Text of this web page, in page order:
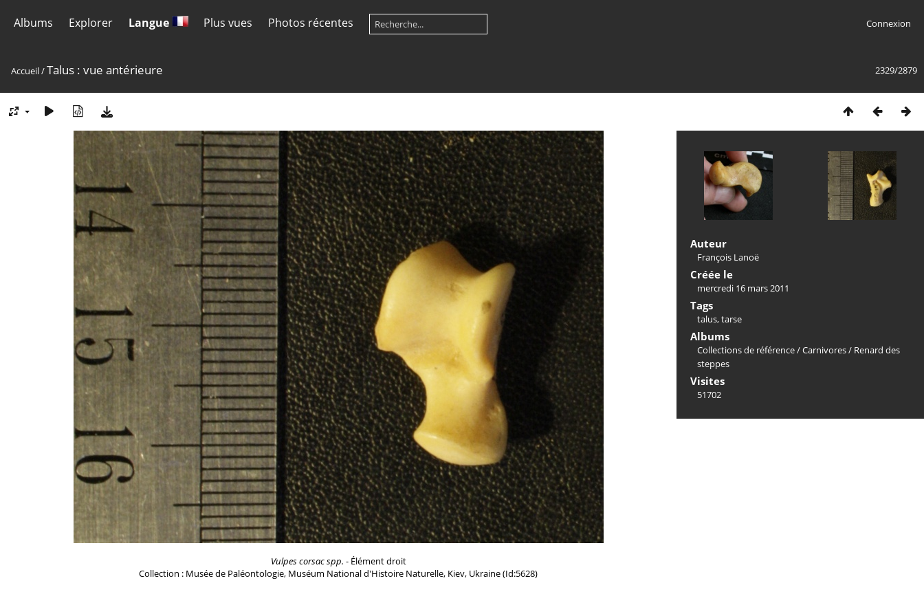
Albums Explorer Langue Plus vues Photos récentes Connexion
2329/2879
Accueil/Talus : vue antérieure
Vulpes corsac spp. - Élément droit
Collection : Musée de Paléontologie, Muséum National d'Histoire Naturelle, Kiev, Ukraine (Id:5628)
Auteur
François Lanoë
Créée le
mercredi 16 mars 2011
Tags
talus,tarse
Albums
Collections de référence/Carnivores/ Renard des
steppes
Visites
51702